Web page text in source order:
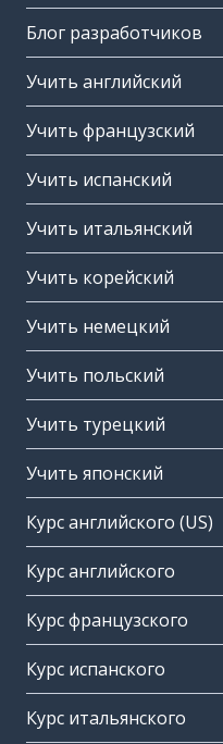
Блог разработчиков
Учить английский
Учить французский
Учить испанский
Учить итальянский
Учить корейский
Учить немецкий
Учить польский
Учить турецкий
Учить японский
Курс английского (US)
Курс английского
Курс французского
Курс испанского
Курс итальянского